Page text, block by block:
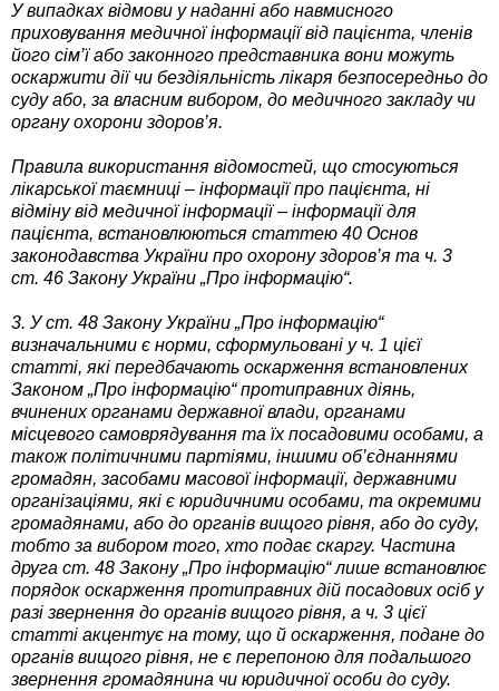
У випадках відмови у наданні або навмисного
приховування медичної інформації від пацієнта, членів
його сім’ї або законного представника вони можуть
оскаржити дії чи бездіяльність лікаря безпосередньо до
суду або, за власним вибором, до медичного закладу чи
органу охорони здоров’я.
Правила використання відомостей, що стосуються
лікарської таємниці – інформації про пацієнта, ні
відміну від медичної інформації – інформації для
пацієнта, встановлюються статтею 40 Основ
законодавства України про охорону здоров’я та ч. 3
ст. 46 Закону України „Про інформацію“.
3. У ст. 48 Закону України „Про інформацію“
визначальними є норми, сформульовані у ч. 1 цієї
статті, які передбачають оскарження встановлених
Законом „Про інформацію“ протиправних діянь,
вчинених органами державної влади, органами
місцевого самоврядування та їх посадовими особами, а
також політичними партіями, іншими об’єднаннями
громадян, засобами масової інформації, державними
організаціями, які є юридичними особами, та окремими
громадянами, або до органів вищого рівня, або до суду,
тобто за вибором того, хто подає скаргу. Частина
друга ст. 48 Закону „Про інформацію“ лише встановлює
порядок оскарження протиправних дій посадових осіб у
разі звернення до органів вищого рівня, а ч. 3 цієї
статті акцентує на тому, що й оскарження, подане до
органів вищого рівня, не є перепоною для подальшого
звернення громадянина чи юридичної особи до суду.